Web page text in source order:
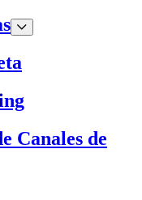
Canales de